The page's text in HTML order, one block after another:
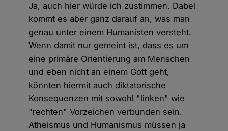
Ja, auch hier würde ich zustimmen. Dabei
kommt es aber ganz darauf an, was man
genau unter einem Humanisten versteht.
Wenn damit nur gemeint ist, dass es um
eine primäre Orientierung am Menschen
und eben nicht an einem Gott geht,
könnten hiermit auch diktatorische
Konsequenzen mit sowohl "linken" wie
"rechten" Vorzeichen verbunden sein.
Atheismus und Humanismus müssen ja